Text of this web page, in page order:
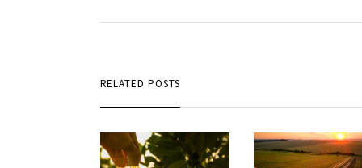
RELATED POSTS